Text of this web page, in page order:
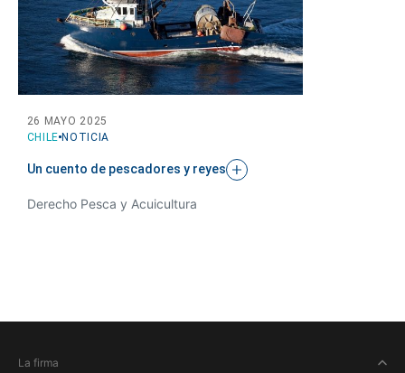
CHILE NOTICIA
26 MAYO 2025
Un cuento de pescadores y reyes
Derecho Pesca y Acuicultura
La firma